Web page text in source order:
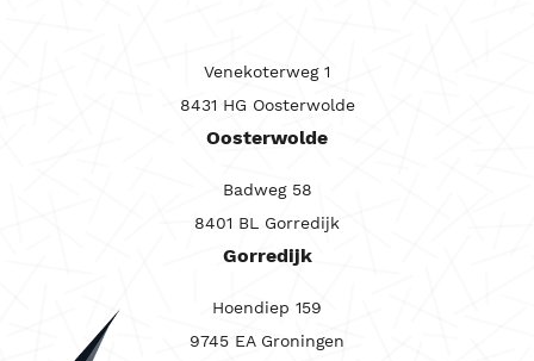
Carrosserie
Maandprijs tot
-
Kilometerstand
Venekoterweg 1
8431 HG Oosterwolde
Oosterwolde
Badweg 58
8401 BL Gorredijk
Gorredijk
Hoendiep 159
9745 EA Groningen